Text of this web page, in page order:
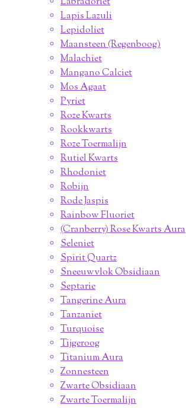
Lapis Lazuli
Lepidoliet
Maansteen (Regenboog)
Malachiet
Mangano Calciet
Mos Agaat
Pyriet
Roze Kwarts
Rookkwarts
Roze Toermalijn
Rutiel Kwarts
Rhodoniet
Robijn
Rode Jaspis
Rainbow Fluoriet
(Cranberry) Rose Kwarts Aura
Seleniet
Spirit Quartz
Sneeuwvlok Obsidiaan
Septarie
Tangerine Aura
Tanzaniet
Turquoise
Tijgeroog
Titanium Aura
Zonnesteen
Zwarte Obsidiaan
Zwarte Toermalijn